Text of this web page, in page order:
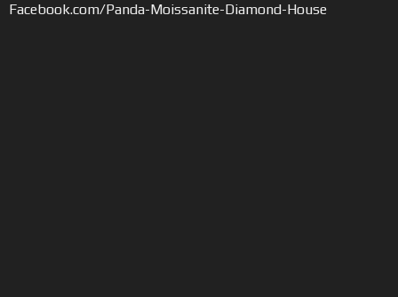
Facebook.com/Panda-Moissanite-Diamond-House